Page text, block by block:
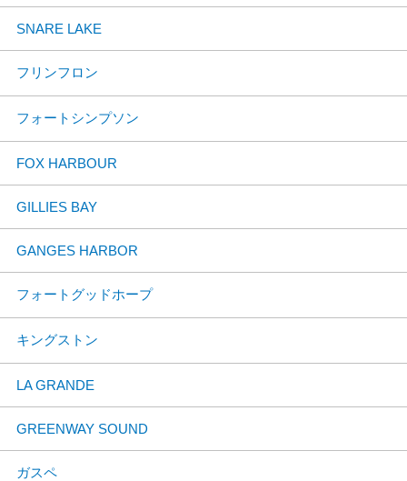
SNARE LAKE
フリンフロン
フォートシンプソン
FOX HARBOUR
GILLIES BAY
GANGES HARBOR
フォートグッドホープ
キングストン
LA GRANDE
GREENWAY SOUND
ガスペ